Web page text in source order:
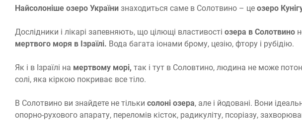
Найсолоніше озеро України знаходиться саме в Солотвино – це озеро
Дослідники і лікарі запевняють, що цілющі властивості озера в Солотвино
мертвого моря в Ізраїлі. Вода багата іонами брому, цезію, фтору і рубідію.
Як і в Ізраїлі на мертвому морі, так і тут в Соловтино, людина не може
солі, яка кіркою покриває все тіло.
В Солотвино ви знайдете не тільки солоні озера, але і йодовані. Вони
опорно-рухового апарату, переломів кісток, радикуліту, псоріазу,